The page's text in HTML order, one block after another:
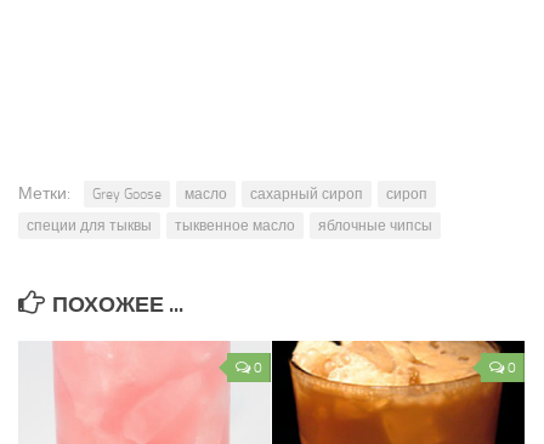
Метки: Grey Goose масло сахарный сироп
сироп
специи для тыквы
тыквенное масло яблочные чипсы
ПОХОЖЕЕ ...
0 0